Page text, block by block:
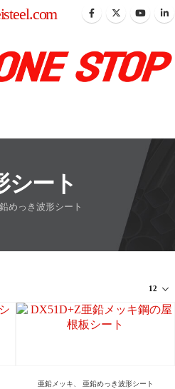
シート
めっき波形シート
亜鉛メッキ 亜鉛めっき波形シート